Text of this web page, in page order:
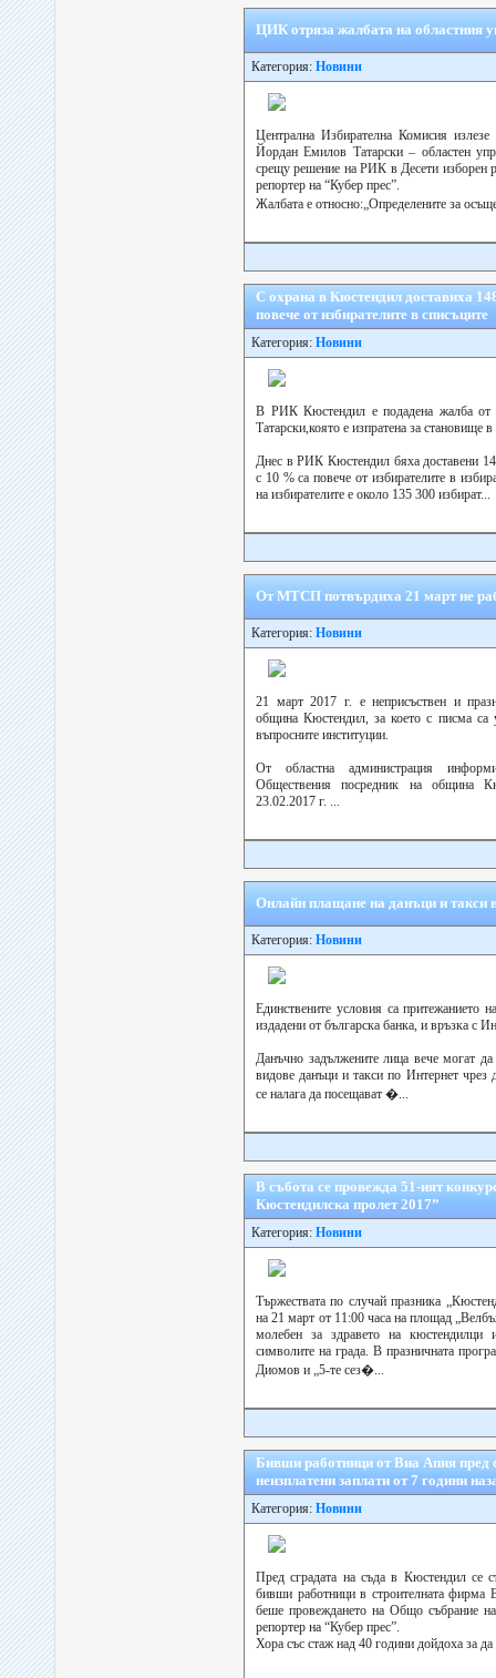
ЦИК отряза жалбата на областния
Категория: Новини
Централна Избирателна Комисия
Йордан Емилов Татарски – областен
срещу решение на РИК в Десети изборен
репортер на “Кубер прес”.
Жалбата е относно:„Определените за
С охрана в Кюстендил доставиха
повече от избирателите в списъците
Категория: Новини
В РИК Кюстендил е подадена жалба от
Татарски,която е изпратена за становище
Днес в РИК Кюстендил бяха доставени
с 10 % са повече от избирателите в
на избирателите е около 135 300 избират...
От МТСП потвърдиха 21 март не
Категория: Новини
21 март 2017 г. е неприсъствен и
община Кюстендил, за което с писма са
въпросните институции.
От областна администрация
Обществения посредник на община
23.02.2017 г. ...
Онлайн плащане на данъци и
Категория: Новини
Единствените условия са притежанието
издадени от българска банка, и връзка с
Данъчно задължените лица вече могат
видове данъци и такси по Интернет чрез
се налага да посещават �...
В събота се провежда 51-ият
Кюстендилска пролет 2017”
Категория: Новини
Тържествата по случай празника
на 21 март от 11:00 часа на площад
молебен за здравето на кюстендилци
символите на града. В празничната
Диомов и „5-те сез�...
Бивши работници от Виа Апия пред
неизплатени заплати от 7 години
Категория: Новини
Пред сградата на съда в Кюстендил се
бивши работници в строителната фирма
беше провеждането на Общо събрание
репортер на “Кубер прес”.
Хора със стаж над 40 години дойдоха за да